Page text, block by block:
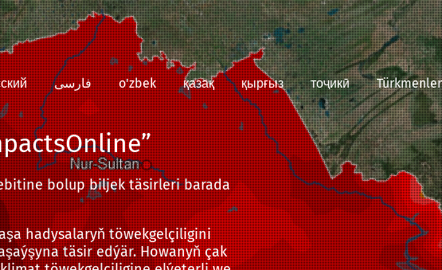
فارسی o'zbek қазақ қырғыз тоҷикӣ Türkmenler
bolup biljek täsirleri barada
hadysalaryň töwekgelçiligini
täsir edýär. Howanyň çak